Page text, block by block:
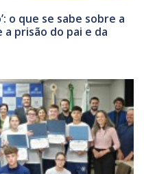
o que se sabe sobre a
prisão do pai e da